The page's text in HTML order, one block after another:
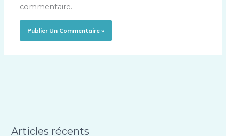
commentaire.
Articles récents